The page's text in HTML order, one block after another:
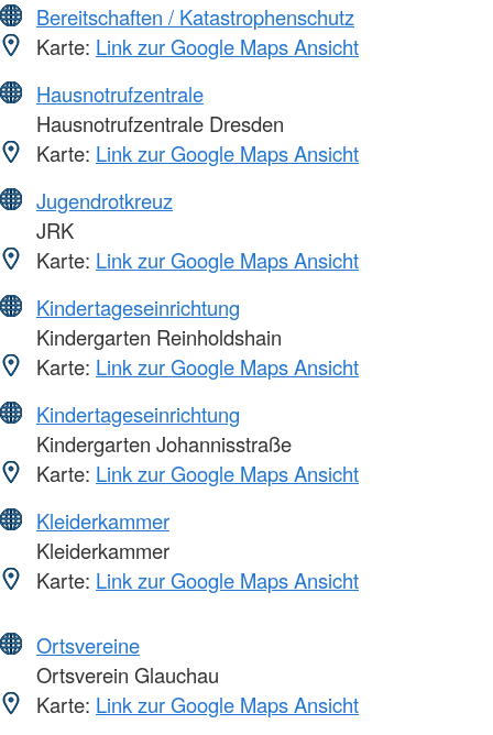
Bereitschaften / Katastrophenschutz
Karte: Link zur Google Maps Ansicht
Hausnotrufzentrale
Hausnotrufzentrale Dresden
Karte: Link zur Google Maps Ansicht
Jugendrotkreuz
JRK
Karte: Link zur Google Maps Ansicht
Kindertageseinrichtung
Kindergarten Reinholdshain
Karte: Link zur Google Maps Ansicht
Kindertageseinrichtung
Kindergarten Johannisstraße
Karte: Link zur Google Maps Ansicht
Kleiderkammer
Kleiderkammer
Karte: Link zur Google Maps Ansicht
Ortsvereine
Ortsverein Glauchau
Karte: Link zur Google Maps Ansicht